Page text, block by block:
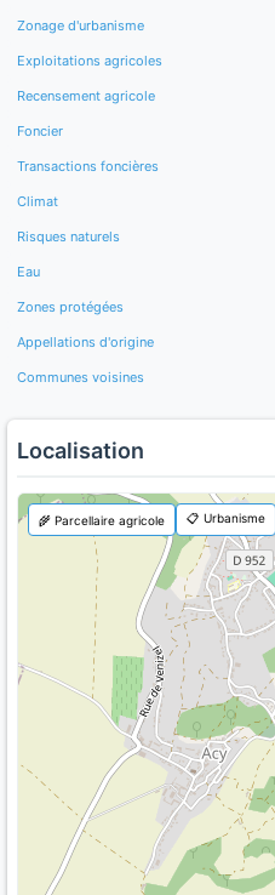
Zonage d'urbanisme
Exploitations agricoles
Recensement agricole
Foncier
Transactions foncières
Climat
Risques naturels
Eau
Zones protégées
Appellations d'origine
Communes voisines
Localisation
🌾 Parcellaire agricole 📋 Urbanisme